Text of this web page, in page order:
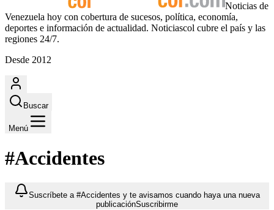
Noticias de
Venezuela hoy con cobertura de sucesos, política, economía,
deportes e información de actualidad. Noticiascol cubre el país y las
regiones 24/7.
Desde 2012
Buscar
Menú
#Accidentes
Suscríbete a #Accidentes y te avisamos cuando haya una nueva
publicaciónSuscribirme